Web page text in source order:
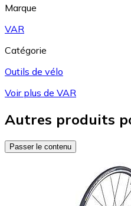
Marque
VAR
Catégorie
Outils de vélo
Voir plus de VAR
Autres produits
Passer le contenu